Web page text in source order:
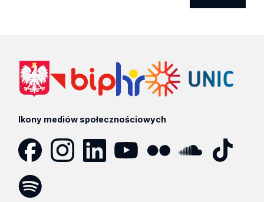
Ikony mediów społecznościowych